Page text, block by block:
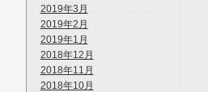
2019年3月
2019年2月
2019年1月
2018年12月
2018年11月
2018年10月